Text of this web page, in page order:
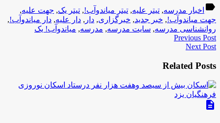
label اخبار مدرسه, تیتر علیه, تیتر میاندوآب!, تیتر یک, جهت علیه,
جهت میاندوآب!, خبر جدید, خبرگزاری, دار , دار علیه, دار میاندوآب!,
روانشناسی مدرسه, سایت مدرسه, مدرسه, میاندوآب! یک
Previous Post
Next Post
Related Posts
description